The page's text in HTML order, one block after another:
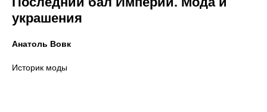
украшения
Анатоль Вовк
Историк моды